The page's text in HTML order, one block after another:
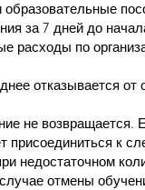
за 7 дней до
по
отказывается
не
присоединиться к
недостаточном
отмены